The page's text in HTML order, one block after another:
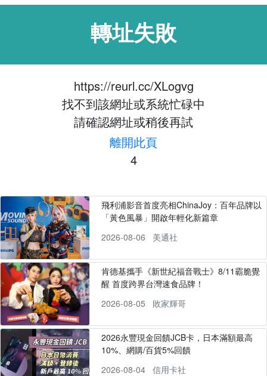
轉址失敗
https://reurl.cc/XLogvg
找不到該網址或系統忙碌中
請確認網址或稍後再試
離開此頁
3
飛利浦影音首度亮相ChinaJoy：百年品牌以
「黃色風暴」開啟年輕化新篇章
2026-08-06
美通社
肯德基攜手《新世紀福音戰士》8/11霸脆覺
醒 首度跨界台灣速食品牌！
2026-08-05
敗家輝哥
2026永豐現金回饋JCB卡，日本滿額最高
10%、網購/百貨5%回饋
2026-08-04
信用卡社